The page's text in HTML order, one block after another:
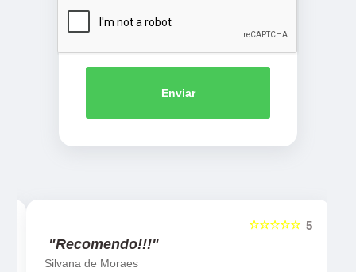
Enviar
5
☆☆☆☆☆
"Recomendo!!!"
Silvana de Moraes